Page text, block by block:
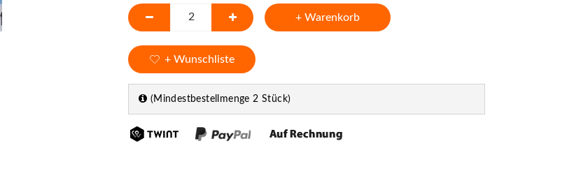
+ Warenkorb
+ Wunschliste
(Mindestbestellmenge 2 Stück)